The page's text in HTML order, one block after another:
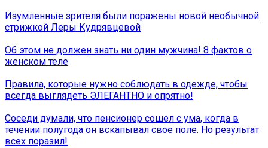
Изумленные зрителя были поражены новой необычной
стрижкой Леры Кудрявцевой
Об этом не должен знать ни один мужчина! 8 фактов о
женском теле
Правила, которые нужно соблюдать в одежде, чтобы
всегда выглядеть ЭЛЕГАНТНО и опрятно!
Соседи думали, что пенсионер сошел с ума, когда в
течении полугода он вскапывал свое поле. Но результат
всех поразил!